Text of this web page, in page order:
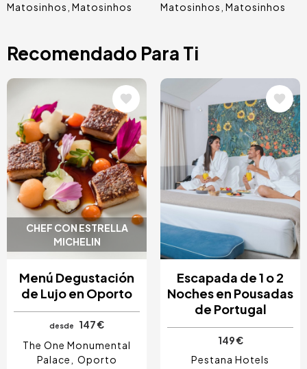
Matosinhos Matosinhos Matosinhos Matosinhos
Recomendado Para Ti
CHEF CON ESTRELLA
MICHELIN
Image
Menú Degustación
de Lujo en Oporto
desde
147 €
The One Monumental
Palace
Oporto
Image
Escapada de 1 o 2
Noches en Pousadas
de Portugal
149 €
Pestana Hotels